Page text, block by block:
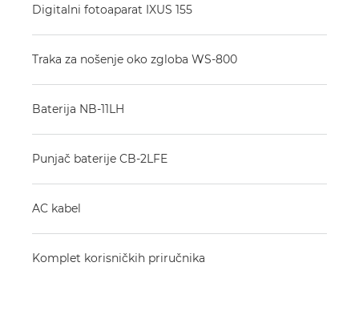
Digitalni fotoaparat IXUS 155
Traka za nošenje oko zgloba WS-800
Baterija NB-11LH
Punjač baterije CB-2LFE
AC kabel
Komplet korisničkih priručnika